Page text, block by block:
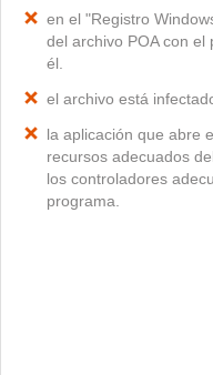
en el "Registro
del archivo POA con
él.
el archivo está
la aplicación que abre
recursos adecuados
los controladores
programa.